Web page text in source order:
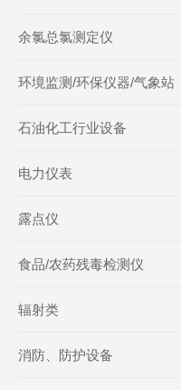
余氯总氯测定仪
环境监测/环保仪器/气象站
石油化工行业设备
电力仪表
露点仪
食品/农药残毒检测仪
辐射类
消防、防护设备